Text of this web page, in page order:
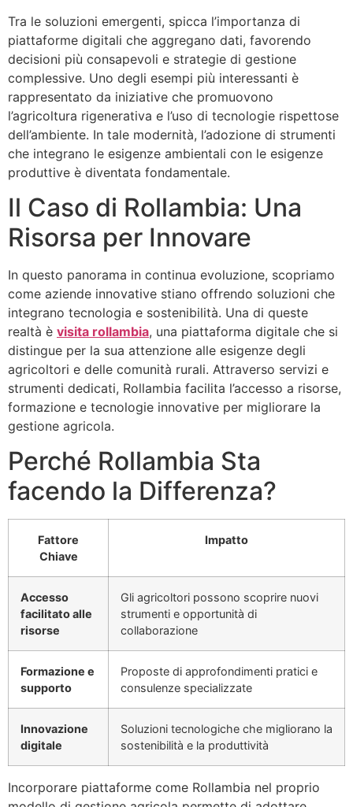
Tra le soluzioni emergenti, spicca l’importanza di
piattaforme digitali che aggregano dati, favorendo
decisioni più consapevoli e strategie di gestione
complessive. Uno degli esempi più interessanti è
rappresentato da iniziative che promuovono
l’agricoltura rigenerativa e l’uso di tecnologie rispettose
dell’ambiente. In tale modernità, l’adozione di strumenti
che integrano le esigenze ambientali con le esigenze
produttive è diventata fondamentale.
Il Caso di Rollambia: Una
Risorsa per Innovare
In questo panorama in continua evoluzione, scopriamo
come aziende innovative stiano offrendo soluzioni che
integrano tecnologia e sostenibilità. Una di queste
realtà è visita rollambia, una piattaforma digitale che si
distingue per la sua attenzione alle esigenze degli
agricoltori e delle comunità rurali. Attraverso servizi e
strumenti dedicati, Rollambia facilita l’accesso a risorse,
formazione e tecnologie innovative per migliorare la
gestione agricola.
Perché Rollambia Sta
facendo la Differenza?
Fattore
Chiave
Impatto
Accesso
facilitato alle
risorse
Gli agricoltori possono scoprire nuovi
strumenti e opportunità di
collaborazione
Formazione e
supporto
Proposte di approfondimenti pratici e
consulenze specializzate
Innovazione
digitale
Soluzioni tecnologiche che migliorano la
sostenibilità e la produttività
Incorporare piattaforme come Rollambia nel proprio